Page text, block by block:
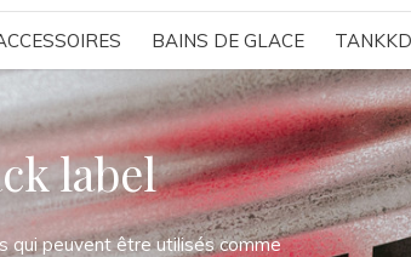
BAINS DE GLACE
label
qui peuvent être utilisés comme